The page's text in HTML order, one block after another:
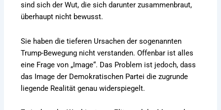
sind sich der Wut, die sich darunter zusammenbraut,
überhaupt nicht bewusst.
Sie haben die tieferen Ursachen der sogenannten
Trump-Bewegung nicht verstanden. Offenbar ist alles
eine Frage von „Image“. Das Problem ist jedoch, dass
das Image der Demokratischen Partei die zugrunde
liegende Realität genau widerspiegelt.